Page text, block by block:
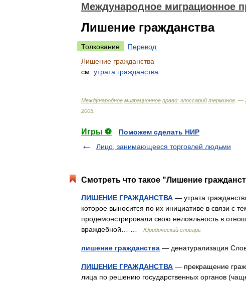
Международное миграционное
Лишение гражданства
Толкование
Перевод
Лишение гражданства
см утрата гражданства
Международное миграционное право: глоссарий терминов . —
2005
Игры ⚽
Поможем сделать НИР
Лицо, занимающееся торговлей людьми
Смотреть что такое "Лишение
ЛИШЕНИЕ ГРАЖДАНСТВА — утрата
которое выносится по их инициативе в связи с
продемонстрировали свою нелояльность в
враждебной… …
Юридический словарь
лишение гражданства — денатурализация
ЛИШЕНИЕ ГРАЖДАНСТВА — прекращение
лица по решению государственных органов